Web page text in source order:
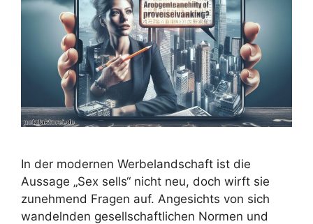
In der modernen Werbelandschaft ist die
Aussage „Sex sells“ nicht neu, doch wirft sie
zunehmend Fragen auf. Angesichts von sich
wandelnden gesellschaftlichen Normen und